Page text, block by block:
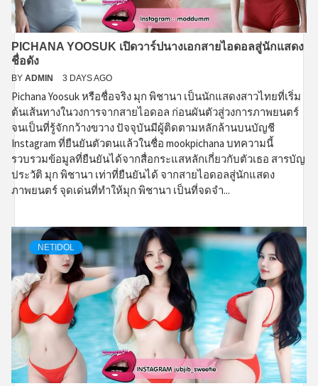
PICHANA YOOSUK เปิดวาร์ปนางเอกสายไอดอลสู่นักแสดง
ชื่อดัง
BY ADMIN 3 DAYS AGO
Pichana Yoosuk หรือชื่อจริง มุก พิชานา เป็นนักแสดงสาวไทยที่เริ่ม
ต้นเส้นทางในวงการจากสายไอดอล ก่อนผันตัวสู่วงการภาพยนตร์
จนเป็นที่รู้จักกว้างขวาง ปัจจุบันมีผู้ติดตามหลักล้านบนบัญชี
Instagram ที่ยืนยันตัวตนแล้วในชื่อ mookpichana บทความนี้
รวบรวมข้อมูลที่ยืนยันได้จากสื่อกระแสหลักเกี่ยวกับตัวเธอ สารบัญ
ประวัติ มุก พิชานา เท่าที่ยืนยันได้ จากสายไอดอลสู่นักแสดง
ภาพยนตร์ จุดเด่นที่ทำให้มุก พิชานา เป็นที่จดจำ...
NETIDOL